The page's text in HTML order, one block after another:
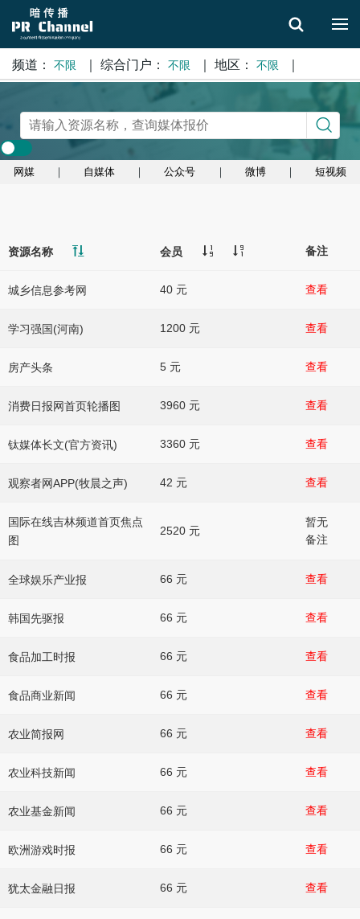
搜索
频道： 不限 综合门户： 不限 地区： 不限
网媒 ｜ 自媒体 ｜ 公众号 ｜ 微博 ｜ 短视频
资源名称 会员 备注
城乡信息参考网 40 元 查看
学习强国(河南) 1200 元 查看
房产头条 5 元 查看
消费日报网首页轮播图 3960 元 查看
钛媒体长文(官方资讯) 3360 元 查看
观察者网APP(牧晨之声) 42 元 查看
国际在线吉林频道首页焦点
图
2520 元
暂无
备注
全球娱乐产业报 66 元 查看
韩国先驱报 66 元 查看
食品加工时报 66 元 查看
食品商业新闻 66 元 查看
农业简报网 66 元 查看
农业科技新闻 66 元 查看
农业基金新闻 66 元 查看
欧洲游戏时报 66 元 查看
犹太金融日报 66 元 查看